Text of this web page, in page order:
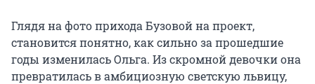
Глядя на фото прихода Бузовой на проект,
становится понятно, как сильно за прошедшие
годы изменилась Ольга. Из скромной девочки она
превратилась в амбициозную светскую львицу,